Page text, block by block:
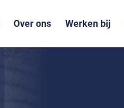
Over ons Werken bij